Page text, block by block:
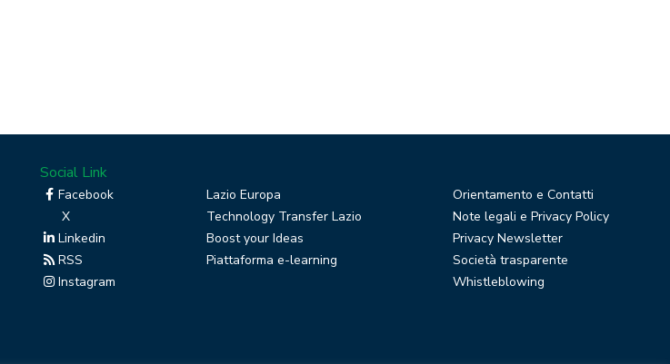
Social Link
Facebook
X
Linkedin
RSS
Instagram
Lazio Europa
Technology Transfer Lazio
Boost your Ideas
Piattaforma e-learning
Orientamento e Contatti
Note legali e Privacy Policy
Privacy Newsletter
Società trasparente
Whistleblowing